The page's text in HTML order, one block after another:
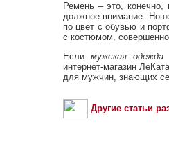
Ремень – это,
должное внимание.
по цвет с обувью и
с костюмом,
Если мужская одежда
интернет-магазин
для мужчин, знающих
Другие статьи